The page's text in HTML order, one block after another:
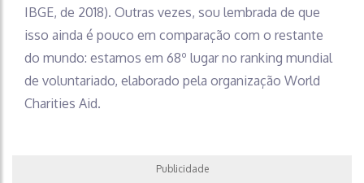
IBGE, de 2018). Outras vezes, sou lembrada de que
isso ainda é pouco em comparação com o restante
do mundo: estamos em 68º lugar no ranking mundial
de voluntariado, elaborado pela organização World
Charities Aid.
Publicidade